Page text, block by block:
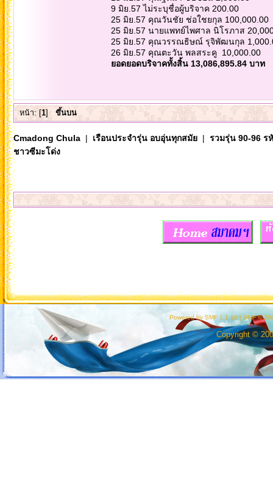
9 มิย.57 ไม่ระบุชื่อผู้บริจาค 200.00
25 มิย.57 คุณวันชัย ช่อใชยกุล 100,000.00
25 มิย.57 นายแพทย์ไพศาล นิโรภาส
25 มิย.57 คุณวรรณธิษณ์ รุจิพัฒนกุล
26 มิย.57 คุณตะวัน พลสระคู 10,000.00
ยอดยอดบริจาคทั้งสิ้น 13,086,895.84 บาท
หน้า: [1] ขึ้นบน
Cmadong Chula| เรือนประจำรุ่น อบอุ่นทุกสมัย| รวมรุ่น 90-96 ร
ชาวซีมะโด่ง
Powered by SMF 1.1.10 | SMF ©
Copyright ©